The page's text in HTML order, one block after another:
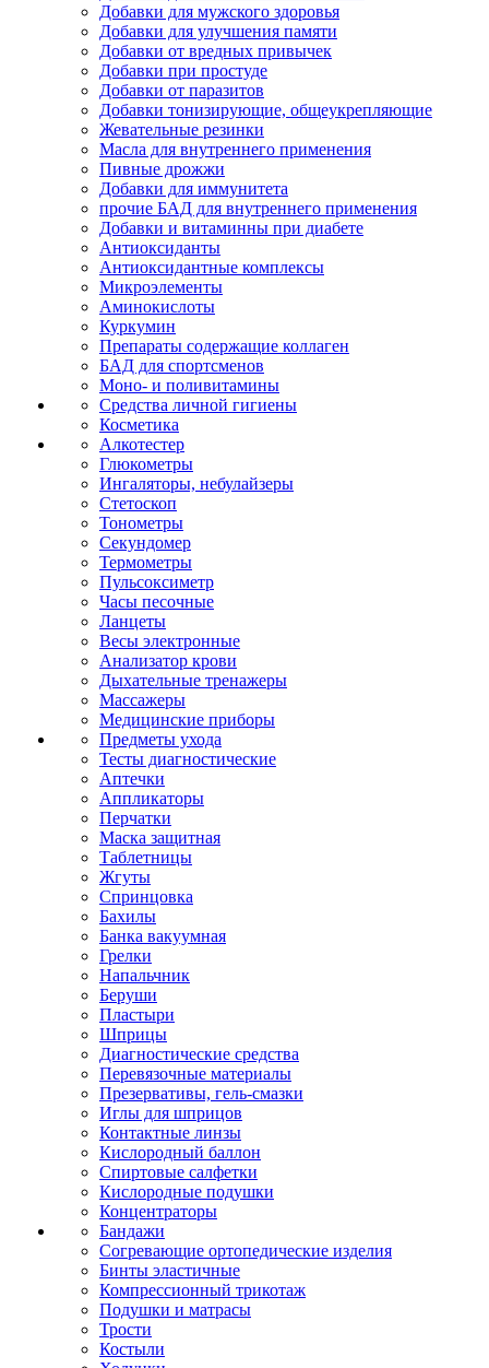
Добавки для мужского здоровья
Добавки для улучшения памяти
Добавки от вредных привычек
Добавки при простуде
Добавки от паразитов
Добавки тонизирующие, общеукрепляющие
Жевательные резинки
Масла для внутреннего применения
Пивные дрожжи
Добавки для иммунитета
прочие БАД для внутреннего применения
Добавки и витаминны при диабете
Антиоксиданты
Антиоксидантные комплексы
Микроэлементы
Аминокислоты
Куркумин
Препараты содержащие коллаген
БАД для спортсменов
Моно- и поливитамины
Средства личной гигиены
Косметика
Алкотестер
Глюкометры
Ингаляторы, небулайзеры
Стетоскоп
Тонометры
Секундомер
Термометры
Пульсоксиметр
Часы песочные
Ланцеты
Весы электронные
Анализатор крови
Дыхательные тренажеры
Массажеры
Медицинские приборы
Предметы ухода
Тесты диагностические
Аптечки
Аппликаторы
Перчатки
Маска защитная
Таблетницы
Жгуты
Спринцовка
Бахилы
Банка вакуумная
Грелки
Напальчник
Беруши
Пластыри
Шприцы
Диагностические средства
Перевязочные материалы
Презервативы, гель-смазки
Иглы для шприцов
Контактные линзы
Кислородный баллон
Спиртовые салфетки
Кислородные подушки
Концентраторы
Бандажи
Согревающие ортопедические изделия
Бинты эластичные
Компрессионный трикотаж
Подушки и матрасы
Трости
Костыли